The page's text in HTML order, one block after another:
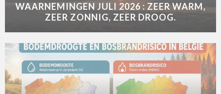
WAARNEMINGEN JULI 2026 : ZEER WARM,
ZEER ZONNIG, ZEER DROOG.